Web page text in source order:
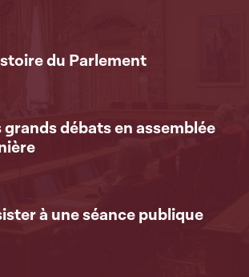
du Parlement
grands débats en assemblée
à une séance publique